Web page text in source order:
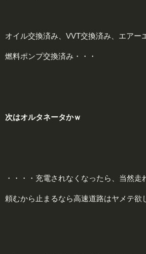
オイル交換済み、VVT交換済み、エアー
燃料ポンプ交換済み・・・
次はオルタネータかｗ
・・・・充電されなくなったら、当然走
頼むから止まるなら高速道路はヤメテ欲